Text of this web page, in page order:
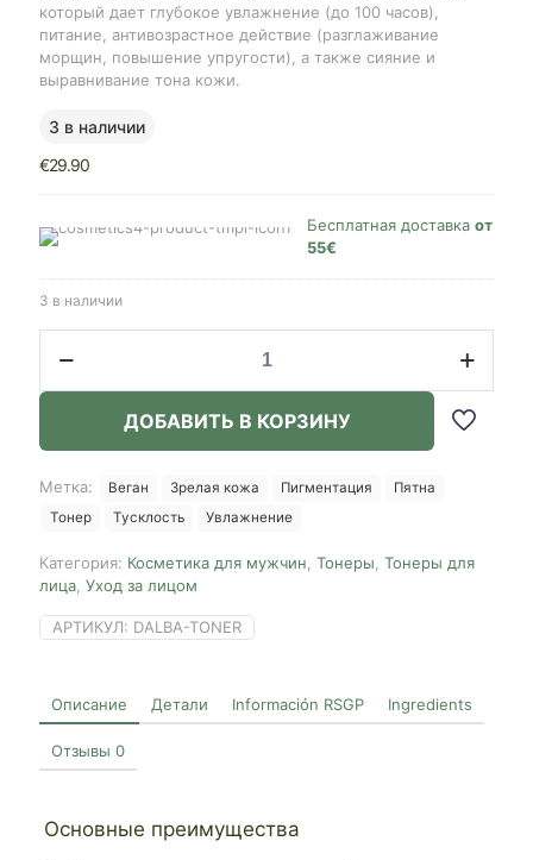
Описание Детали Información RSGP Ingredients
Отзывы 0
Основные преимущества
который дает глубокое увлажнение (до 100 часов),
питание, антивозрастное действие (разглаживание
морщин, повышение упругости), а также сияние и
выравнивание тона кожи.
3 в наличии
€29.90
Бесплатная доставка от
55€
3 в наличии
товара
Truffle
Toner,
180ml
ДОБАВИТЬ В КОРЗИНУ
Метка: Веган Зрелая кожа Пигментация
Пятна
Тонер
Тусклость Увлажнение
Категория: Косметика для мужчин Тонеры Тонеры для
лица Уход за лицом
АРТИКУЛ: DALBA-TONER